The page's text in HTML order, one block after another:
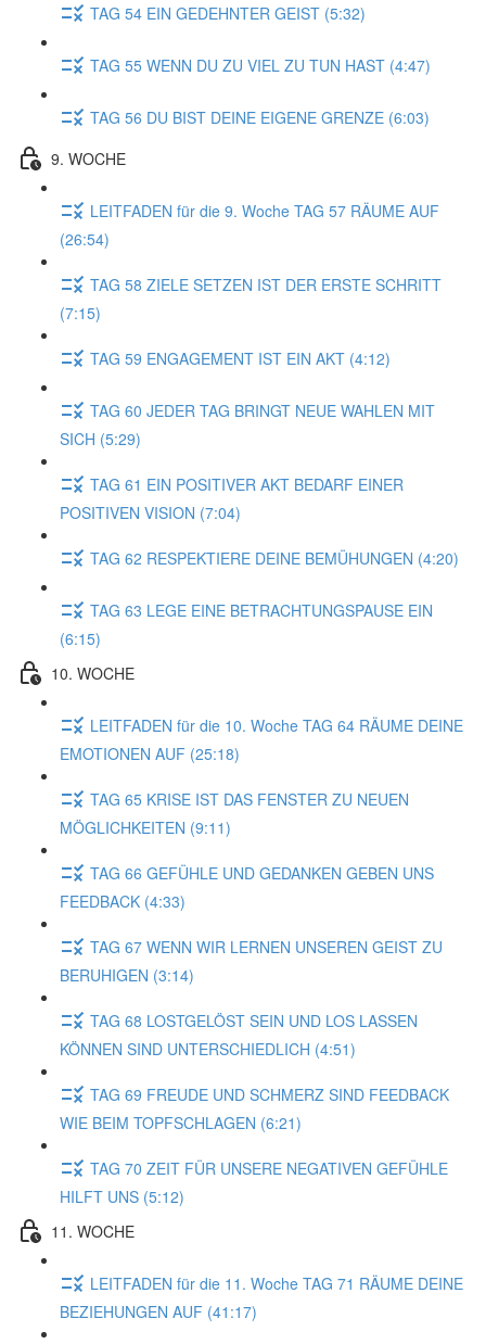
TAG 54 EIN GEDEHNTER GEIST (5:32)
TAG 55 WENN DU ZU VIEL ZU TUN HAST (4:47)
TAG 56 DU BIST DEINE EIGENE GRENZE (6:03)
9. WOCHE
LEITFADEN für die 9. Woche TAG 57 RÄUME AUF
(26:54)
TAG 58 ZIELE SETZEN IST DER ERSTE SCHRITT
(7:15)
TAG 59 ENGAGEMENT IST EIN AKT (4:12)
TAG 60 JEDER TAG BRINGT NEUE WAHLEN MIT
SICH (5:29)
TAG 61 EIN POSITIVER AKT BEDARF EINER
POSITIVEN VISION (7:04)
TAG 62 RESPEKTIERE DEINE BEMÜHUNGEN (4:20)
TAG 63 LEGE EINE BETRACHTUNGSPAUSE EIN
(6:15)
10. WOCHE
LEITFADEN für die 10. Woche TAG 64 RÄUME DEINE
EMOTIONEN AUF (25:18)
TAG 65 KRISE IST DAS FENSTER ZU NEUEN
MÖGLICHKEITEN (9:11)
TAG 66 GEFÜHLE UND GEDANKEN GEBEN UNS
FEEDBACK (4:33)
TAG 67 WENN WIR LERNEN UNSEREN GEIST ZU
BERUHIGEN (3:14)
TAG 68 LOSTGELÖST SEIN UND LOS LASSEN
KÖNNEN SIND UNTERSCHIEDLICH (4:51)
TAG 69 FREUDE UND SCHMERZ SIND FEEDBACK
WIE BEIM TOPFSCHLAGEN (6:21)
TAG 70 ZEIT FÜR UNSERE NEGATIVEN GEFÜHLE
HILFT UNS (5:12)
11. WOCHE
LEITFADEN für die 11. Woche TAG 71 RÄUME DEINE
BEZIEHUNGEN AUF (41:17)